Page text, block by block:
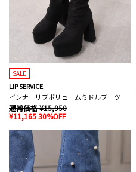
SALE
LIP SERVICE
インナーリブボリュームミドルブーツ
通常価格 ¥15,950
¥11,165 30%OFF